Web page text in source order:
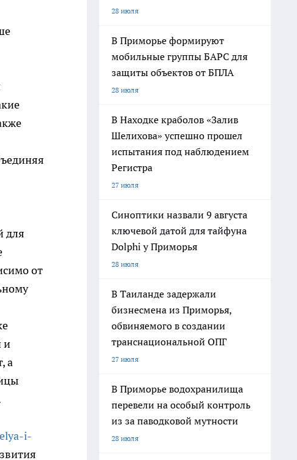
для
от
и
а
i-
28 июля
В Приморье формируют
мобильные группы БАРС для
защиты объектов от БПЛА
28 июля
В Находке краболов «Залив
Шелихова» успешно прошел
испытания под наблюдением
Регистра
27 июля
Синоптики назвали 9 августа
ключевой датой для тайфуна
Dolphi у Приморья
28 июля
В Таиланде задержали
бизнесмена из Приморья,
обвиняемого в создании
транснациональной ОПГ
27 июля
В Приморье водохранилища
перевели на особый контроль
из за паводковой мутности
28 июля